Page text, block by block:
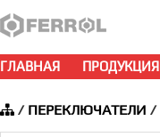
ГЛАВНАЯ ПРОДУКЦИЯ
/ ПЕРЕКЛЮЧАТЕЛИ /